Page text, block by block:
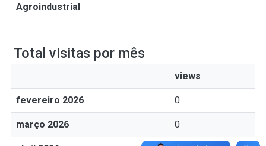
Agroindustrial
Total visitas por mês
views
fevereiro 2026 0
março 2026 0